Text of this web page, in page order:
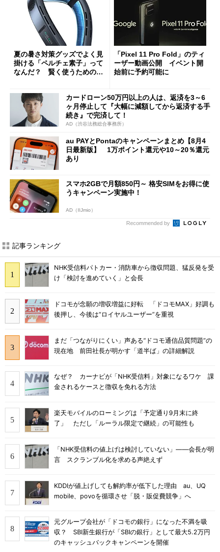
夏の暑さ対策グッズでよく見
掛ける「ペルチェ素子」って
なんだ？ 賢く使うための注
「Pixel 11 Pro Fold」のティ
ーザー動画公開 イベント開
始前に予約可能に
カードローン50万円以上の人は、返済を3～6
ヶ月停止して『大幅に減額してから返済する手
続き』で完済して！
AD（渋谷法務総合事務所）
au PAYとPontaのキャンペーンまとめ【8月4
日最新版】 1万ポイント還元や10～20％還元
あり
スマホ2GBで月額850円～ 格安SIMをお得に使
うキャンペーン実施中！
AD（IIJmio）
Recommended by
記事ランキング
NHK受信料パトカー・消防車から徴収問題、猛反発を受
け「検討を進めていく」と会長
ドコモが念願の増収増益に好転 「ドコモMAX」好調も
後押し、今後は“ロイヤルユーザー”を重視
まだ「つながりにくい」声ある“ドコモ通信品質問題”の
現在地 前田社長が明かす「道半ば」の詳細解説
なぜ？ カーナビが「NHK受信料」対象になるワケ 課
金されるケースと徴収を免れる方法
楽天モバイルのローミングは「予定通り9月末に終
了」 ただし「ルーラル限定で継続」の可能性も
「NHK受信料の値上げは検討していない」――会長が明
言 スクランブル化を求める声絶えず
KDDIが値上げしても解約率が低下した理由 au、UQ
mobile、povoを循環させ「脱・販促費競争」へ
元グループ会社が「ドコモの銀行」になった不満を吸
収？ SBI新生銀行が「SBIの銀行」として最大5.2万円
のキャッシュバックキャンペーンを開催